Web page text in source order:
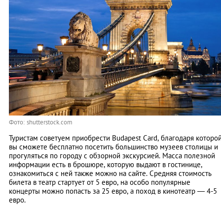
Фото: shutterstock.com
Туристам советуем приобрести Budapest Card, благодаря
вы сможете бесплатно посетить большинство музеев столицы и
прогуляться по городу с обзорной экскурсией. Масса полезной
информации есть в брошюре, которую выдают в гостинице,
ознакомиться с ней также можно на сайте. Средняя стоимость
билета в театр стартует от 5 евро, на особо популярные
концерты можно попасть за 25 евро, а поход в кинотеатр — 4-5
евро.